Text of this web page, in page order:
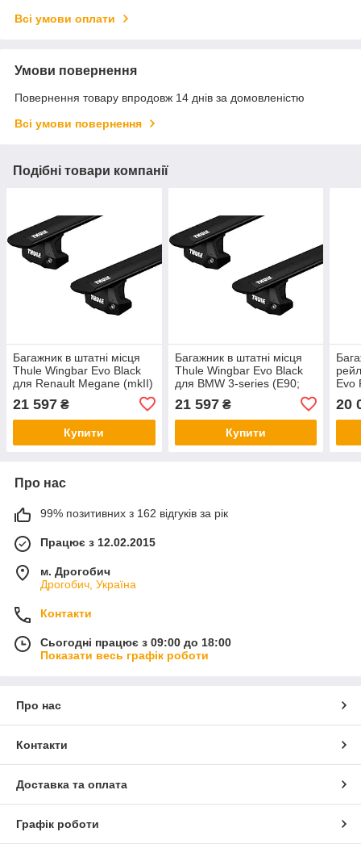
Всі умови оплати
Умови повернення
Повернення товару впродовж 14 днів за домовленістю
Всі умови повернення
Подібні товари компанії
Багажник в штатні місця
Thule Wingbar Evo Black
для Renault Megane (mkII)
7112B-7107-7091)
21 597 ₴
Купити
Багажник в штатні місця
Thule Wingbar Evo Black
для BMW 3-series (E90;
7112B-7107-7002)
21 597₴
Купити
Evo
20
Про нас
99% позитивних з 162 відгуків за рік
Працює з 12.02.2015
м. Дрогобич
Дрогобич, Україна
Контакти
Сьогодні працює з 09:00 до 18:00
Показати весь графік роботи
Про нас
Контакти
Доставка та оплата
Графік роботи